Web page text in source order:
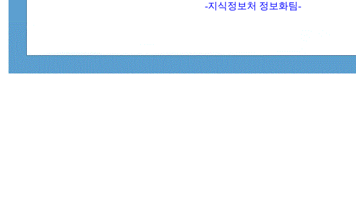
-지식정보처 정보화팀-